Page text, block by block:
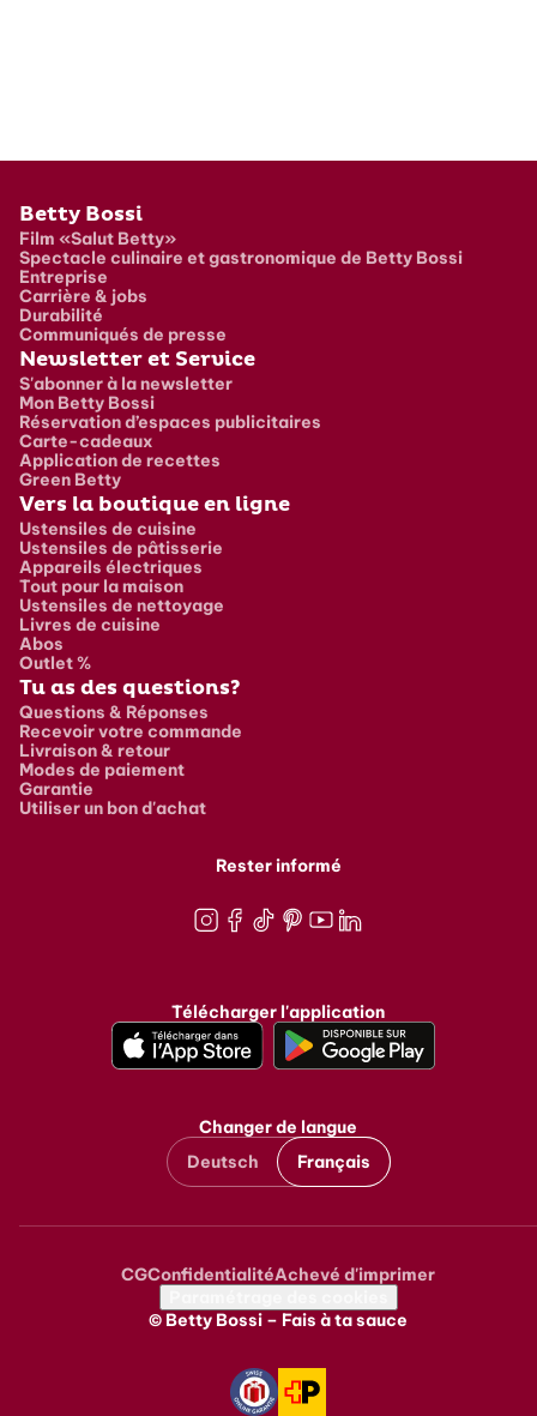
Pied de page
Betty Bossi
Film «Salut Betty»
Spectacle culinaire et gastronomique de Betty Bossi
Entreprise
Carrière & jobs
Durabilité
Communiqués de presse
Newsletter et Service
S'abonner à la newsletter
Mon Betty Bossi
Réservation d’espaces publicitaires
Carte-cadeaux
Application de recettes
Green Betty
Vers la boutique en ligne
Ustensiles de cuisine
Ustensiles de pâtisserie
Appareils électriques
Tout pour la maison
Ustensiles de nettoyage
Livres de cuisine
Abos
Outlet %
Tu as des questions?
Questions & Réponses
Recevoir votre commande
Livraison & retour
Modes de paiement
Garantie
Utiliser un bon d'achat
Rester informé
Télécharger l'application
Changer de langue
Deutsch
Français
Metanavigation
CGConfidentialitéAchevé d'imprimer
© Betty Bossi – Fais à ta sauce